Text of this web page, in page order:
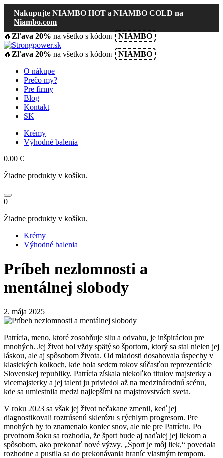
Nakupujte NIAMBO HOT a NIAMBO COLD na
Niambo.com
🔥 Zľava 20% na všetko s kódom NIAMBO
🔥 Zľava 20% na všetko s kódom
NIAMBO
O nákupe
Prečo my?
Pre firmy
Blog
Kontakt
SK
Krémy
Výhodné balenia
0.00 €
Žiadne produkty v košíku.
0
Žiadne produkty v košíku.
Krémy
Výhodné balenia
Príbeh nezlomnosti a
mentálnej slobody
2. mája 2025
Patrícia, meno, ktoré zosobňuje silu a odvahu, je inšpiráciou pre
mnohých. Jej život bol vždy spätý so športom, ktorý sa stal nielen jej
láskou, ale aj spôsobom života. Od mladosti dosahovala úspechy v
klasických kolkoch, kde bola sedem rokov súčasťou reprezentácie
Slovenskej republiky. Patrícia získala niekoľko titulov majsterky a
vicemajsterky a jej talent ju priviedol až na medzinárodnú scénu,
kde sa umiestnila medzi najlepšími na majstrovstvách sveta.
V roku 2023 sa však jej život nečakane zmenil, keď jej
diagnostikovali roztrúsenú sklerózu s rýchlym progresom. Pre
mnohých by to znamenalo koniec snov, ale nie pre Patríciu. Po
prvotnom šoku sa rozhodla, že šport bude aj naďalej jej liekom a
spôsobom, ako prekonať nové výzvy. „Šport je môj liek,“ povedala
rozhodne a pustila sa do prekonávania hraníc vlastným tempom.